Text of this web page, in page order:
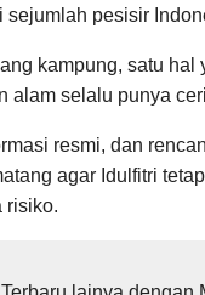
sejumlah pesisir
kampung, satu hal
alam selalu punya
resmi, dan
agar Idulfitri
risiko.